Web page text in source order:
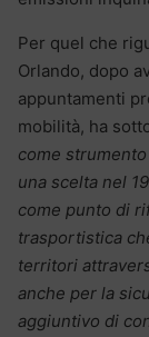
Per quel che
Orlando, dopo
appuntamenti
mobilità, ha
come
una scelta nel
come punto di
trasportistica
territori
anche per la
aggiuntivo di